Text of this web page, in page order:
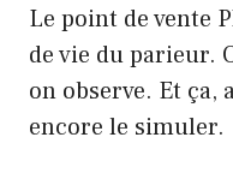
Le point de vente
de vie du parieur.
on observe. Et ça,
encore le simuler.